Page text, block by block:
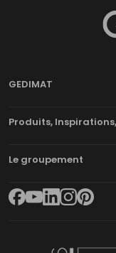
GEDIMAT
Produits,
Le groupement